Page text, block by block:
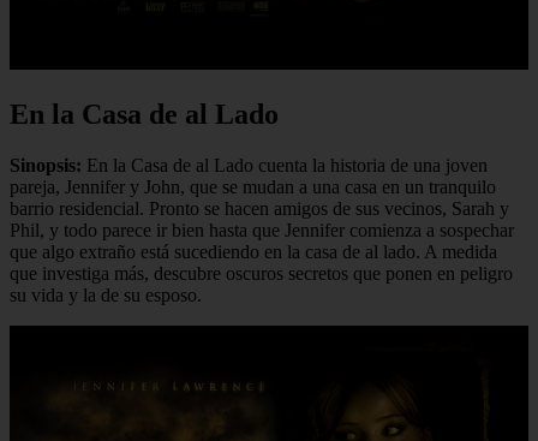
En la Casa de al Lado
Sinopsis: En la Casa de al Lado cuenta la historia de una joven
pareja, Jennifer y John, que se mudan a una casa en un tranquilo
barrio residencial. Pronto se hacen amigos de sus vecinos, Sarah y
Phil, y todo parece ir bien hasta que Jennifer comienza a sospechar
que algo extraño está sucediendo en la casa de al lado. A medida
que investiga más, descubre oscuros secretos que ponen en peligro
su vida y la de su esposo.